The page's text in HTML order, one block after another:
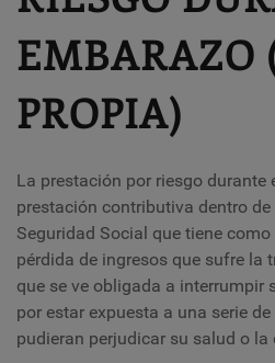
EMBARAZO
PROPIA)
La prestación por riesgo durante
prestación contributiva dentro
Seguridad Social que tiene
pérdida de ingresos que sufre la
que se ve obligada a interrumpir
por estar expuesta a una serie
pudieran perjudicar su salud o la